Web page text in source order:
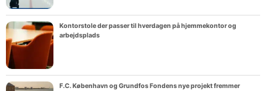
Kontorstole der passer til hverdagen på hjemmekontor og
arbejdsplads
F.C. København og Grundfos Fondens nye projekt fremmer